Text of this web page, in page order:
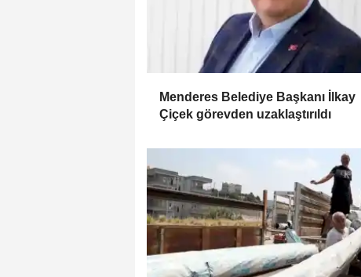
Menderes Belediye Başkanı İlkay
Çiçek görevden uzaklaştırıldı